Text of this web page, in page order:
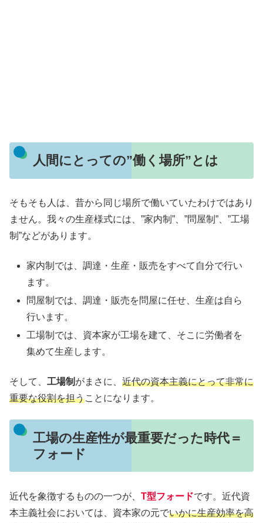
人間にとっての”働く場所”とは
そもそも人は、昔から同じ場所で働いていたわけではあり
ません。我々の生産様式には、”家内制”、”問屋制”、”工場
制”などがあります。
家内制では、調達・生産・販売をすべて自分で行い
ます。
問屋制では、調達・販売を問屋に任せ、生産は自ら
行います。
工場制では、資本家が工場を建て、そこに労働者を
集めて生産します。
そして、 工場制 がまさに、 近代の資本主義にとって非常に
重要な役割を担うことになります。
工場の生産性が最重要だった時代＝
フォード
近代を象徴するものの一つが、 T型フォードです。近代資
本主義社会においては、資本家の元でいかに生産効率を高